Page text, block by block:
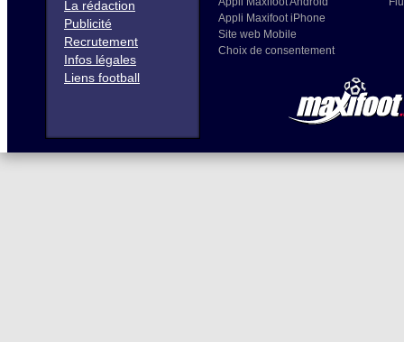
La rédaction
Publicité
Recrutement
Infos légales
Liens football
Appli Maxifoot iPhone
Site web Mobile
Choix de consentement